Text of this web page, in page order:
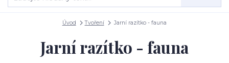
Úvod Tvoření Jarní razítko - fauna
Jarní razítko - fauna